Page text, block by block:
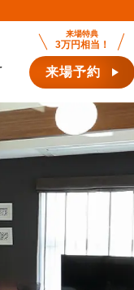
来場特典
3万円相当！
来場予約